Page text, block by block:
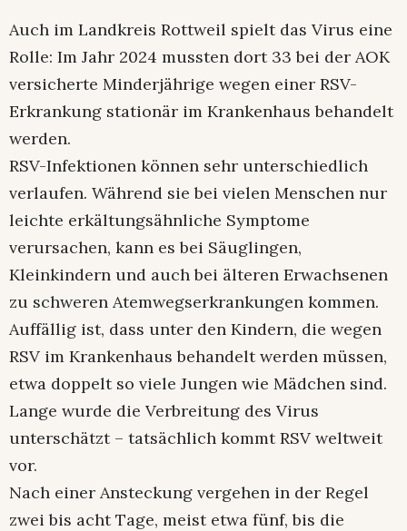
Auch im Landkreis Rottweil spielt das Virus eine
Rolle: Im Jahr 2024 mussten dort 33 bei der AOK
versicherte Minderjährige wegen einer RSV-
Erkrankung stationär im Krankenhaus behandelt
werden.
RSV-Infektionen können sehr unterschiedlich
verlaufen. Während sie bei vielen Menschen nur
leichte erkältungsähnliche Symptome
verursachen, kann es bei Säuglingen,
Kleinkindern und auch bei älteren Erwachsenen
zu schweren Atemwegserkrankungen kommen.
Auffällig ist, dass unter den Kindern, die wegen
RSV im Krankenhaus behandelt werden müssen,
etwa doppelt so viele Jungen wie Mädchen sind.
Lange wurde die Verbreitung des Virus
unterschätzt – tatsächlich kommt RSV weltweit
vor.
Nach einer Ansteckung vergehen in der Regel
zwei bis acht Tage, meist etwa fünf, bis die